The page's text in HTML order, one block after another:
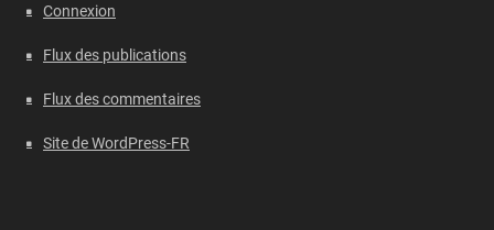
Connexion
Flux des publications
Flux des commentaires
Site de WordPress-FR